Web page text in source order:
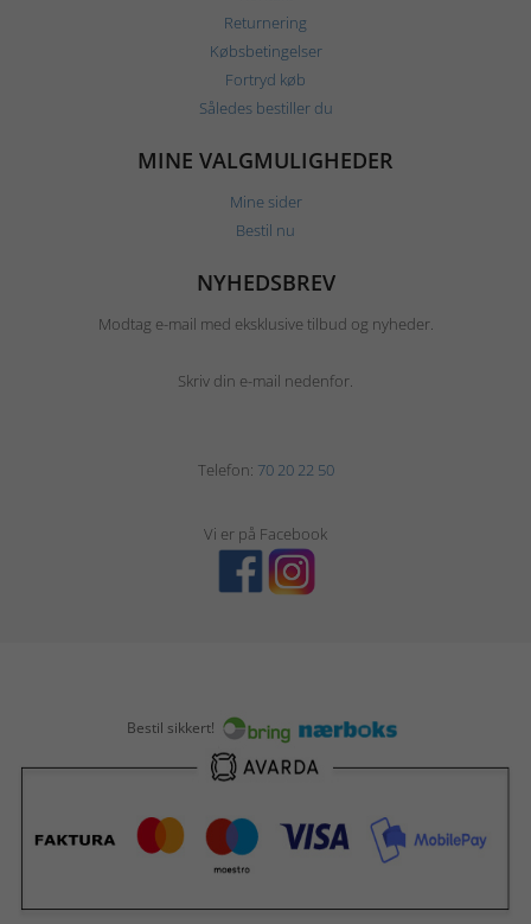
Returnering
Købsbetingelser
Fortryd køb
Således bestiller du
MINE VALGMULIGHEDER
Mine sider
Bestil nu
NYHEDSBREV
Modtag e-mail med eksklusive tilbud og nyheder.
Skriv din e-mail nedenfor.
Telefon: 70 20 22 50
Vi er på Facebook
Bestil sikkert!